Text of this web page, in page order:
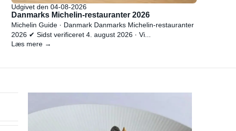
Udgivet den 04-08-2026
Danmarks Michelin-restauranter 2026
Michelin Guide · Danmark Danmarks Michelin-restauranter
2026 ✔ Sidst verificeret 4. august 2026 · Vi...
Læs mere →